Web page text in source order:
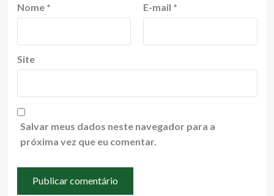
Nome * E-mail *
Site
Salvar meus dados neste navegador para a
próxima vez que eu comentar.